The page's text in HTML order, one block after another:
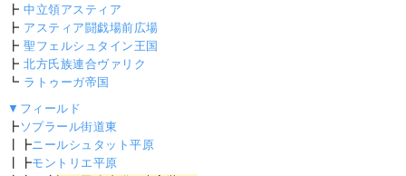
┣中立領アスティア
┣ アスティア闘戯場前広場
┣聖フェルシュタイン王国
┣北方氏族連合ヴァリク
┗ ラトゥーガ帝国
▼フィールド
┣ ソプラール街道東
┃┣ニールシュタット平原
┃┣モントリエ平原